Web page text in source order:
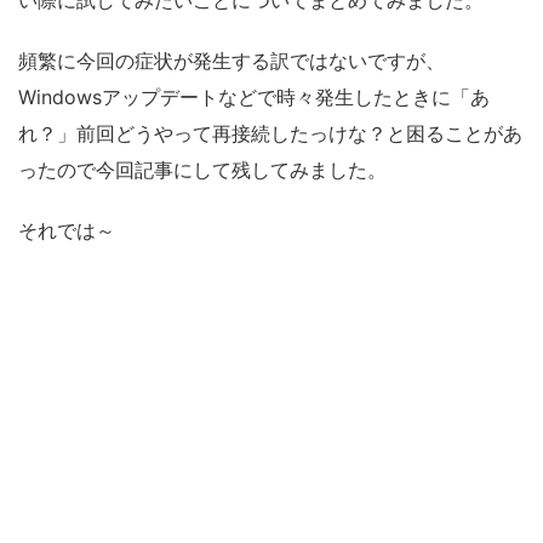
頻繁に今回の症状が発生する訳ではないですが、
Windowsアップデートなどで時々発生したときに「あ
れ？」前回どうやって再接続したっけな？と困ることがあ
ったので今回記事にして残してみました。
それでは～